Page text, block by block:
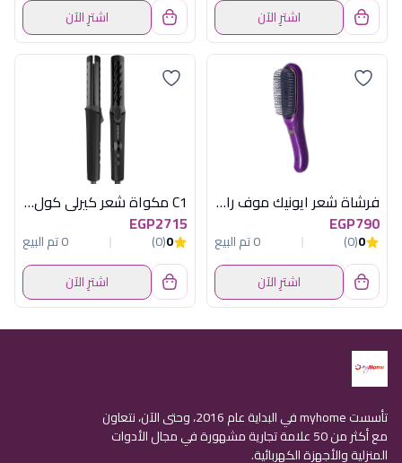
اشترِ الآن
اشترِ الآن
فرشاة شعر ايونيك موف راش براش
EGP790
0
(0)
0 تم البيع
اشترِ الآن
C1 مكواة شعر كيرلى كول اسود راش براش
EGP2715
0
(0)
0 تم البيع
اشترِ الآن
تأسست myhome في البداية عام 2016، وحتى الآن، نتعاون
مع أكثر من 50 علامة تجارية مشهورة في مجال الأدوات
المنزلية والأجهزة الكهربائية.